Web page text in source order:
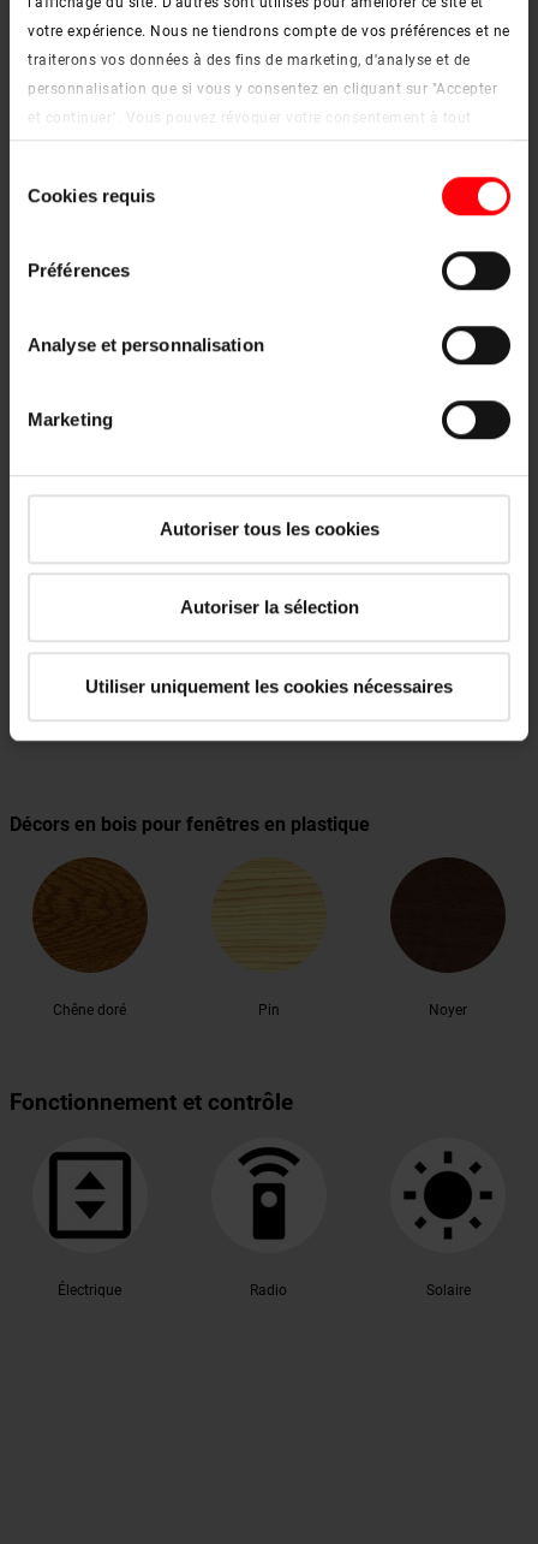
votre expérience. Nous ne tiendrons compte de vos préférences et ne
traiterons vos données à des fins de marketing, d'analyse et de
personnalisation que si vous y consentez en cliquant sur "Accepter
et continuer". Vous pouvez révoquer votre consentement à tout
moment. Vous trouverez de plus amples informations sur les
cookies et les options de personnalisation sous le bouton "Afficher
les détails".
duCookies requis
Préférences
Analyse et personnalisation
Marketing
Autoriser tous les cookies
Autoriser la sélection
Utiliser uniquement les cookies nécessaires
054/118 065/118 074/118 094/118 114/118
Décors en bois pour fenêtres en plastique
Chêne doré Pin Noyer
Fonctionnement et contrôle
Électrique Radio Solaire